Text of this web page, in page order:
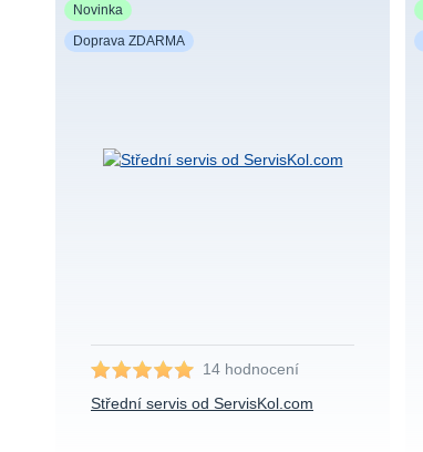
Novinka
Doprava ZDARMA
14 hodnocení
Střední servis od ServisKol.com